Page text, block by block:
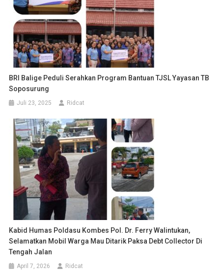
BRI Balige Peduli Serahkan Program Bantuan TJSL Yayasan TB
Soposurung
Juli 23, 2025 Ridcat
Kabid Humas Poldasu Kombes Pol. Dr. Ferry Walintukan,
Selamatkan Mobil Warga Mau Ditarik Paksa Debt Collector Di
Tengah Jalan
April 7, 2026 Ridcat